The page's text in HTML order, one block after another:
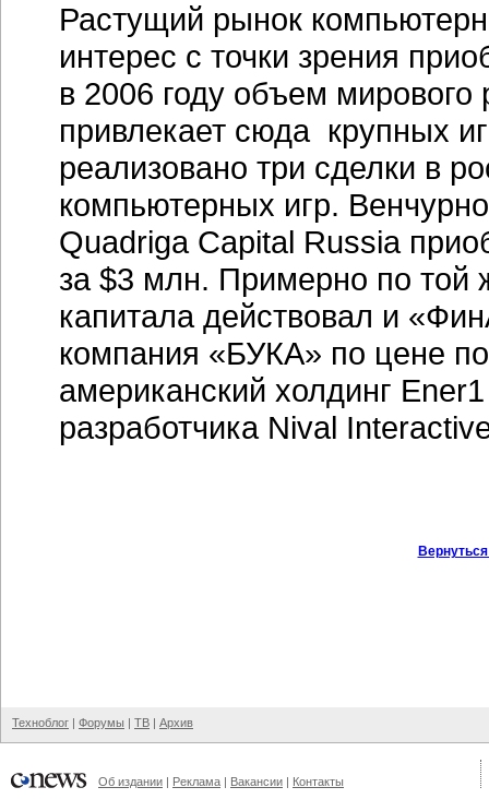
Растущий рынок
интерес с точки зрения
в 2006 году объем
привлекает сюда крупных
реализовано три сделки в
компьютерных игр.
Quadriga Capital Russia
за $3 млн. Примерно по той
капитала действовал и
компания «БУКА» по цене
американский холдинг
разработчика Nival
Техноблог | Форумы | ТВ | Архив
Об издании | Реклама | Вакансии | Контакты